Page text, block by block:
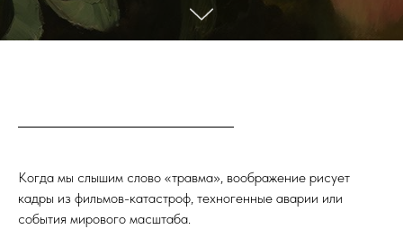
Когда мы слышим слово «травма», воображение рисует
кадры из фильмов-катастроф, техногенные аварии или
события мирового масштаба.